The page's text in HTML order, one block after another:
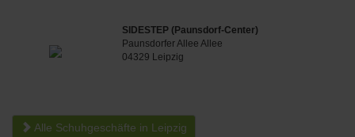
SIDESTEP (Paunsdorf-Center)
Paunsdorfer Allee Allee
04329 Leipzig
Alle Schuhgeschäfte in Leipzig